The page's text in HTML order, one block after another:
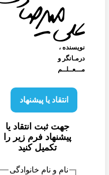
نویسنده‌ ،
درمـانگر و
مـــعــلــم
انتقاد یا پیشنهاد
جهت ثبت انتقاد یا
پیشنهاد فرم زیر را
تکمیل کنید
نام و نام خانوادگی